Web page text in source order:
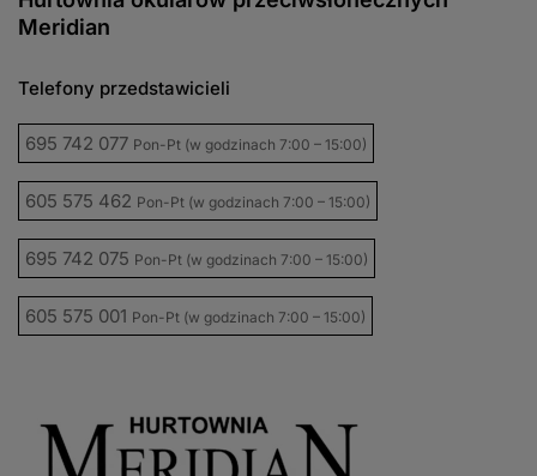
Meridian
Telefony przedstawicieli
695 742 077 Pon-Pt (w godzinach 7:00 – 15:00)
605 575 462 Pon-Pt (w godzinach 7:00 – 15:00)
695 742 075 Pon-Pt (w godzinach 7:00 – 15:00)
605 575 001 Pon-Pt (w godzinach 7:00 – 15:00)